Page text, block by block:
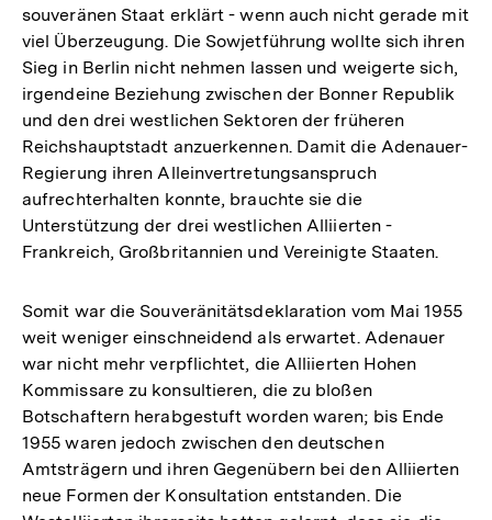
souveränen Staat erklärt - wenn auch nicht gerade mit
viel Überzeugung. Die Sowjetführung wollte sich ihren
Sieg in Berlin nicht nehmen lassen und weigerte sich,
irgendeine Beziehung zwischen der Bonner Republik
und den drei westlichen Sektoren der früheren
Reichshauptstadt anzuerkennen. Damit die Adenauer-
Regierung ihren Alleinvertretungsanspruch
aufrechterhalten konnte, brauchte sie die
Unterstützung der drei westlichen Alliierten -
Frankreich, Großbritannien und Vereinigte Staaten.
Somit war die Souveränitätsdeklaration vom Mai 1955
weit weniger einschneidend als erwartet. Adenauer
war nicht mehr verpflichtet, die Alliierten Hohen
Kommissare zu konsultieren, die zu bloßen
Botschaftern herabgestuft worden waren; bis Ende
1955 waren jedoch zwischen den deutschen
Amtsträgern und ihren Gegenübern bei den Alliierten
neue Formen der Konsultation entstanden. Die